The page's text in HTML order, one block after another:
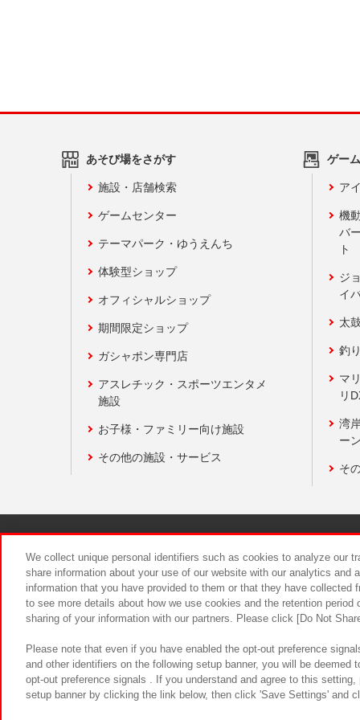
あそび場をさがす
施設・店舗検索
ゲームセンター
テーマパーク・ゆうえんち
体験型ショップ
オフィシャルショップ
期間限定ショップ
ガシャポン専門店
アスレチック・スポーツエンタメ
施設
お子様・ファミリー向け施設
その他の施設・サービス
ゲー
ア
機
バ
ト
ジ
イ
太
釣
マ
リ
湾
ー
そ
食品のご
We collect unique personal identifiers such as cookies to analyze our
share information about your use of our website with our analytics and
information that you have provided to them or that they have
to see more details about how we use cookies and the retention
sharing of your information with our partners. Please click [Do Not
Please note that even if you have enabled the opt-out preference
and other identifiers on the following setup banner, you will be
opt-out preference signals . If you understand and agree to this
setup banner by clicking the link below, then click 'Save Settings' and